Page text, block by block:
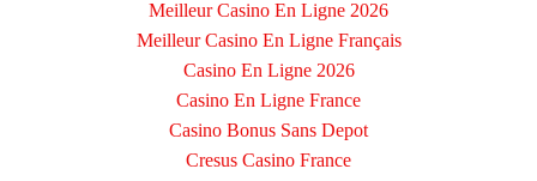
Meilleur Casino En Ligne 2026
Meilleur Casino En Ligne Français
Casino En Ligne 2026
Casino En Ligne France
Casino Bonus Sans Depot
Cresus Casino France